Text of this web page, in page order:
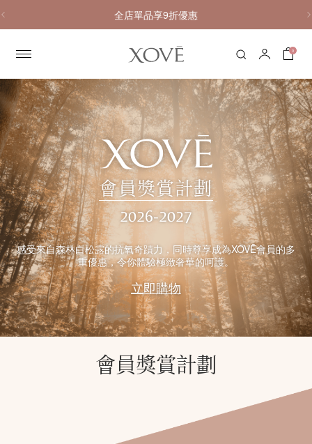
全店單品享9折優惠
0
品
牌
故
事
會員獎賞計劃
2026-2027
感受來自森林白松露的抗氧奇蹟力，同時尊享成為XOVĒ會員的多
重優惠，令你體驗極緻奢華的呵護。
立即購物
會員獎賞計劃